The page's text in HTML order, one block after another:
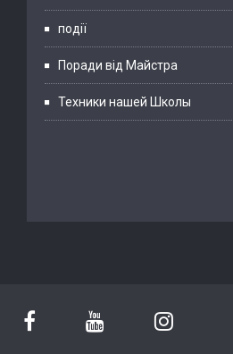
події
Поради від Майстра
Техники нашей Школы